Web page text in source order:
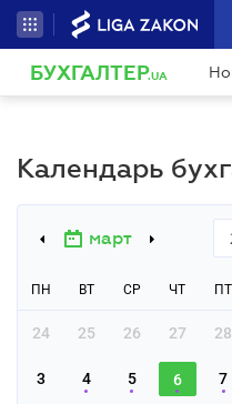
БУХГАЛТЕР.UA
Календарь
март
ПН ВТ СР ЧТ ПТ
24 25 26 27 28
3 4 5 6 7